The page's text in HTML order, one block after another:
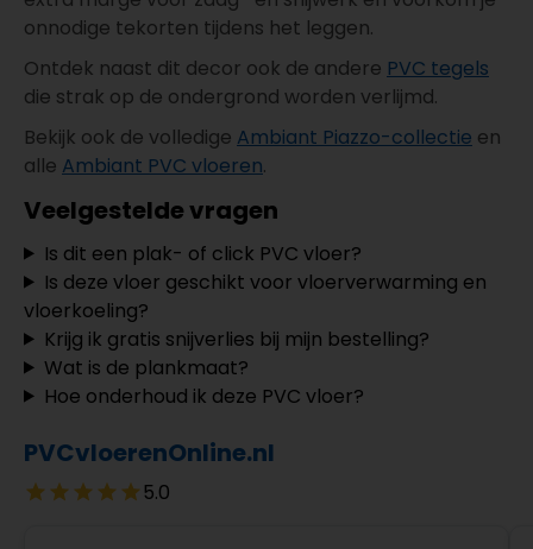
onnodige tekorten tijdens het leggen.
Ontdek naast dit decor ook de andere PVC tegels
die strak op de ondergrond worden verlijmd.
Bekijk ook de volledige Ambiant Piazzo-collectie en
alle Ambiant PVC vloeren.
Veelgestelde vragen
Is dit een plak- of click PVC vloer?
Is deze vloer geschikt voor vloerverwarming en
vloerkoeling?
Krijg ik gratis snijverlies bij mijn bestelling?
Wat is de plankmaat?
Hoe onderhoud ik deze PVC vloer?
PVCvloerenOnline.nl
5.0